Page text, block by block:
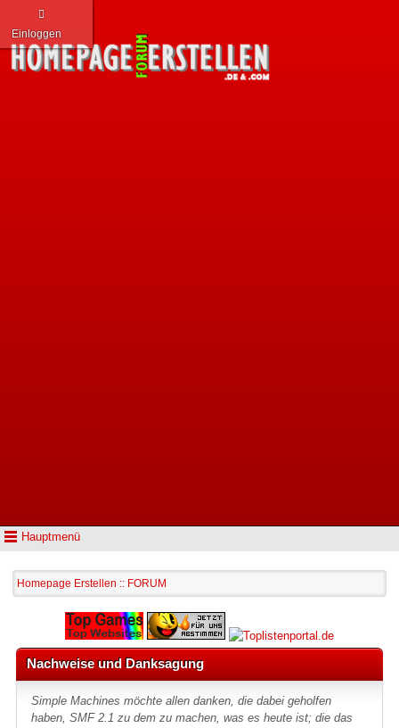
Hauptmenü
Einloggen
Homepage Erstellen :: FORUM
Nachweise und Danksagung
Simple Machines möchte allen danken, die dabei geholfen
haben, SMF 2.1 zu dem zu machen, was es heute ist; die das